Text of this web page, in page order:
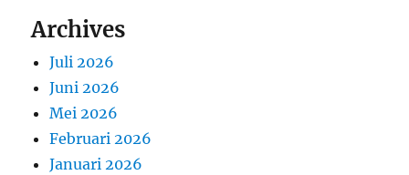
Archives
Juli 2026
Juni 2026
Mei 2026
Februari 2026
Januari 2026